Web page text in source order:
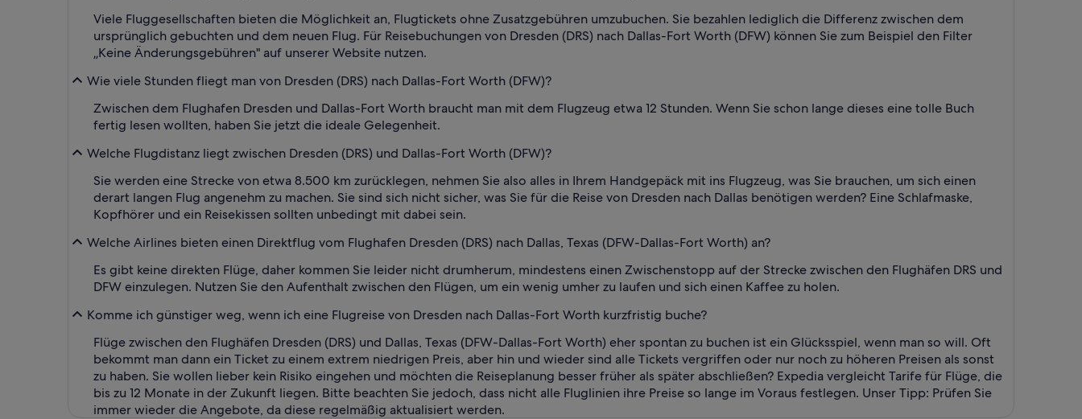
Viele Fluggesellschaften bieten die Möglichkeit an, Flugtickets ohne Zusatzgebühren umzubuchen. Sie bezahlen lediglich die Differenz zwischen dem
ursprünglich gebuchten und dem neuen Flug. Für Reisebuchungen von Dresden (DRS) nach Dallas-Fort Worth (DFW) können Sie zum Beispiel den Filter
„Keine Änderungsgebühren" auf unserer Website nutzen.
Wie viele Stunden fliegt man von Dresden (DRS) nach Dallas-Fort Worth (DFW)?
Zwischen dem Flughafen Dresden und Dallas-Fort Worth braucht man mit dem Flugzeug etwa 12 Stunden. Wenn Sie schon lange dieses eine tolle Buch
fertig lesen wollten, haben Sie jetzt die ideale Gelegenheit.
Welche Flugdistanz liegt zwischen Dresden (DRS) und Dallas-Fort Worth (DFW)?
Sie werden eine Strecke von etwa 8.500 km zurücklegen, nehmen Sie also alles in Ihrem Handgepäck mit ins Flugzeug, was Sie brauchen, um sich einen
derart langen Flug angenehm zu machen. Sie sind sich nicht sicher, was Sie für die Reise von Dresden nach Dallas benötigen werden? Eine Schlafmaske,
Kopfhörer und ein Reisekissen sollten unbedingt mit dabei sein.
Welche Airlines bieten einen Direktflug vom Flughafen Dresden (DRS) nach Dallas, Texas (DFW-Dallas-Fort Worth) an?
Es gibt keine direkten Flüge, daher kommen Sie leider nicht drumherum, mindestens einen Zwischenstopp auf der Strecke zwischen den Flughäfen DRS und
DFW einzulegen. Nutzen Sie den Aufenthalt zwischen den Flügen, um ein wenig umher zu laufen und sich einen Kaffee zu holen.
Komme ich günstiger weg, wenn ich eine Flugreise von Dresden nach Dallas-Fort Worth kurzfristig buche?
Flüge zwischen den Flughäfen Dresden (DRS) und Dallas, Texas (DFW-Dallas-Fort Worth) eher spontan zu buchen ist ein Glücksspiel, wenn man so will. Oft
bekommt man dann ein Ticket zu einem extrem niedrigen Preis, aber hin und wieder sind alle Tickets vergriffen oder nur noch zu höheren Preisen als sonst
zu haben. Sie wollen lieber kein Risiko eingehen und möchten die Reiseplanung besser früher als später abschließen? Expedia vergleicht Tarife für Flüge, die
bis zu 12 Monate in der Zukunft liegen. Bitte beachten Sie jedoch, dass nicht alle Fluglinien ihre Preise so lange im Voraus festlegen. Unser Tipp: Prüfen Sie
immer wieder die Angebote, da diese regelmäßig aktualisiert werden.